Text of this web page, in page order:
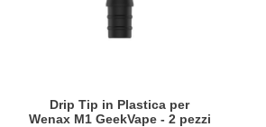
Drip Tip in Plastica per
Wenax M1 GeekVape - 2 pezzi